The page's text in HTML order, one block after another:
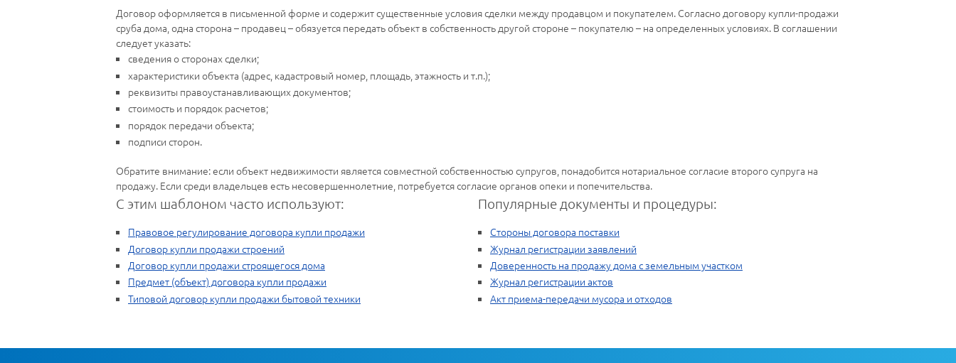
Договор оформляется в письменной форме и содержит существенные условия сделки между продавцом и покупателем. Согласно договору купли-продажи
сруба дома, одна сторона – продавец – обязуется передать объект в собственность другой стороне – покупателю – на определенных условиях. В соглашении
следует указать:
сведения о сторонах сделки;
характеристики объекта (адрес, кадастровый номер, площадь, этажность и т.п.);
реквизиты правоустанавливающих документов;
стоимость и порядок расчетов;
порядок передачи объекта;
подписи сторон.
Обратите внимание: если объект недвижимости является совместной собственностью супругов, понадобится нотариальное согласие второго супруга на
продажу. Если среди владельцев есть несовершеннолетние, потребуется согласие органов опеки и попечительства.
С этим шаблоном часто используют:
Правовое регулирование договора купли продажи
Договор купли продажи строений
Договор купли продажи строящегося дома
Предмет (объект) договора купли продажи
Типовой договор купли продажи бытовой техники
Популярные документы и процедуры:
Стороны договора поставки
Журнал регистрации заявлений
Доверенность на продажу дома с земельным участком
Журнал регистрации актов
Акт приема-передачи мусора и отходов